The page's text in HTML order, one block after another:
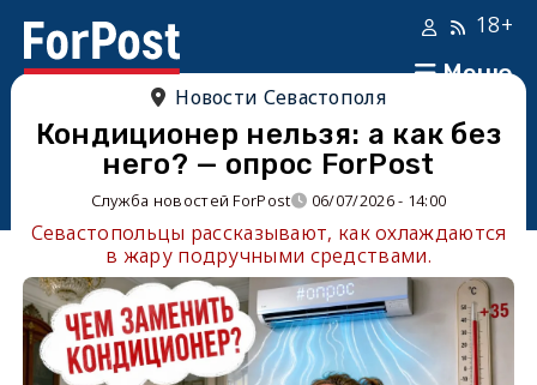
Меню
18+
Новости Севастополя
Кондиционер нельзя: а как без
него? — опрос ForPost
Служба новостей ForPost 06/07/2026 - 14:00
Севастопольцы рассказывают, как охлаждаются
в жару подручными средствами.